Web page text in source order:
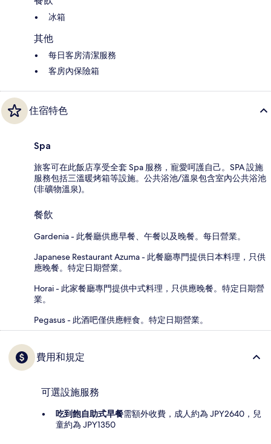
冰箱
其他
每日客房清潔服務
客房內保險箱
住宿特色
Spa
旅客可在此飯店享受全套 Spa 服務，寵愛呵護自己。SPA 設施
服務包括三溫暖烤箱等設施。公共浴池/溫泉包含室內公共浴池
(非礦物溫泉)。
餐飲
Gardenia - 此餐廳供應早餐、午餐以及晚餐。每日營業。
Japanese Restaurant Azuma - 此餐廳專門提供日本料理，只供
應晚餐。特定日期營業。
Horai - 此家餐廳專門提供中式料理，只供應晚餐。特定日期營
業。
Pegasus - 此酒吧僅供應輕食。特定日期營業。
費用和規定
可選設施服務
吃到飽自助式早餐需額外收費，成人約為 JPY2640，兒
童約為 JPY1350